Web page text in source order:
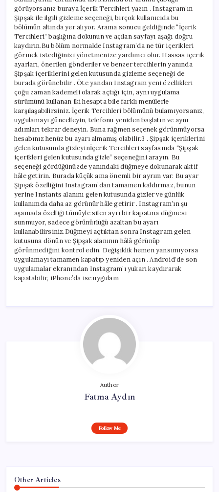
görüyorsanız buraya İçerik Tercihleri yazın . Instagram’ın
Şipşak ile ilgili gizleme seçeneği, birçok kullanıcıda bu
bölümün altında yer alıyor. Arama sonucu geldiğinde “İçerik
Tercihleri” başlığına dokunun ve açılan sayfayı aşağı doğru
kaydırın.Bu bölüm normalde Instagram’da ne tür içerikleri
görmek istediğinizi yönetmenize yardımcı olur. Hassas içerik
ayarları, önerilen gönderiler ve benzer tercihlerin yanında
Şipşak içeriklerini gelen kutusunda gizleme seçeneği de
burada görünebilir . Öte yandan Instagram yeni özellikleri
çoğu zaman kademeli olarak açtığı için, aynı uygulama
sürümünü kullanan iki hesapta bile farklı menülerle
karşılaşabilirsiniz. İçerik Tercihleri bölümünü bulamıyorsanız,
uygulamayı güncelleyin, telefonu yeniden başlatın ve aynı
adımları tekrar deneyin. Buna rağmen seçenek görünmüyorsa
hesabınız henüz bu ayarı almamış olabilir.3 . Şipşak içeriklerini
gelen kutusunda gizleyinİçerik Tercihleri sayfasında “Şipşak
içerikleri gelen kutusunda gizle” seçeneğini arayın. Bu
seçeneği gördüğünüzde yanındaki düğmeye dokunarak aktif
hâle getirin. Burada küçük ama önemli bir ayrım var: Bu ayar
Şipşak özelliğini Instagram’dan tamamen kaldırmaz, bunun
yerine Instants alanını gelen kutusunda gizler ve günlük
kullanımda daha az görünür hâle getirir . Instagram’ın şu
aşamada özelliği tümüyle silen ayrı bir kapatma düğmesi
sunmuyor, sadece görünürlüğü azaltan bu ayarı
kullanabilirsiniz.Düğmeyi açtıktan sonra Instagram gelen
kutusuna dönün ve Şipşak alanının hâlâ görünüp
görünmediğini kontrol edin. Değişiklik hemen yansımıyorsa
uygulamayı tamamen kapatıp yeniden açın . Android’de son
uygulamalar ekranından Instagram’ı yukarı kaydırarak
kapatabilir, iPhone’da ise uygulam
Author
Fatma Aydın
Follow Me
Other Articles